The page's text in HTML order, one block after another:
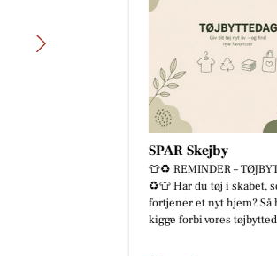
SPAR Skejby
👕♻️ REMINDER – TØJBYTTEDAG
♻️👕 Har du tøj i skabet, som
fortjener et nyt hjem? Så husk at
kigge forbi vores tøjbyttedag! ...